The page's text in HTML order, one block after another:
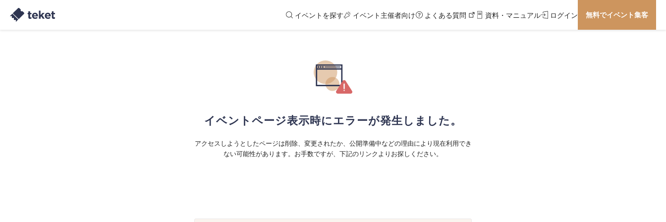
イベントを探す イベント主催者向け よくある質問 資料・マニュアル ログイン 無料でイベント集客
イベントページ表示時にエラーが発生しました。
アクセスしようとしたページは削除、変更されたか、公開準備中などの理由により現在利用でき
ない可能性があります。お手数ですが、下記のリンクよりお探しください。